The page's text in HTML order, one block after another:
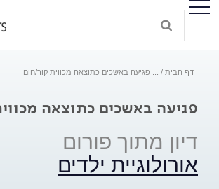
דף הבית פגיעה באשכים כתוצאה מכווית קור/חום
פגיעה באשכים כתוצאה
דיון מתוך פורום
אורולוגיית ילדים